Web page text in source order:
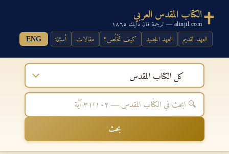
الكتاب المقدس العربي
alinjil.com — ترجمة فان دايك ١٨٦٥
العهد القديم العهد الجديد كيف تَخْلُص؟ مقالات أسئلة ENG
كل الكتاب المقدس
بحث